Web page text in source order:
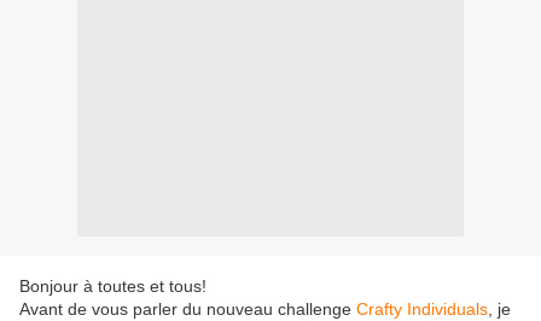
Bonjour à toutes et tous!
Avant de vous parler du nouveau challenge Crafty Individuals , je